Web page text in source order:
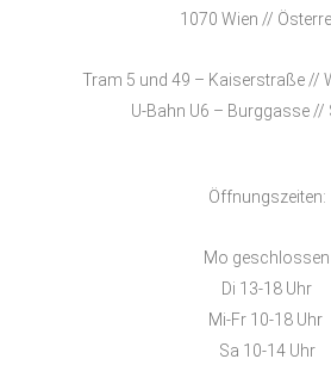
1070 Wien //
Tram 5 und 49 – Kaiserstraße //
U-Bahn U6 – Burggasse //
Öffnungszeiten:
Mo geschlossen
Di 13-18 Uhr
Mi-Fr 10-18 Uhr
Sa 10-14 Uhr